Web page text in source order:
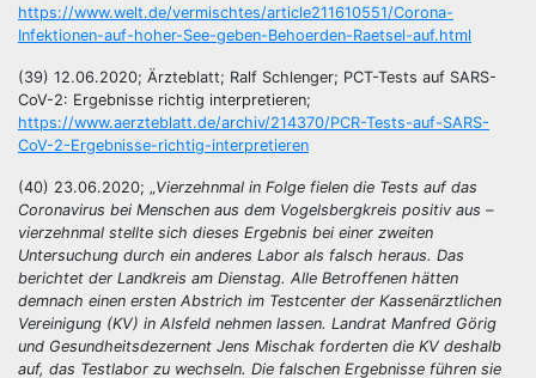
https://www.welt.de/vermischtes/article211610551/Corona-
Infektionen-auf-hoher-See-geben-Behoerden-Raetsel-auf.html
(39) 12.06.2020; Ärzteblatt; Ralf Schlenger; PCT-Tests auf SARS-
CoV-2: Ergebnisse richtig interpretieren;
https://www.aerzteblatt.de/archiv/214370/PCR-Tests-auf-SARS-
CoV-2-Ergebnisse-richtig-interpretieren
(40) 23.06.2020; „Vierzehnmal in Folge fielen die Tests auf das
Coronavirus bei Menschen aus dem Vogelsbergkreis positiv aus –
vierzehnmal stellte sich dieses Ergebnis bei einer zweiten
Untersuchung durch ein anderes Labor als falsch heraus. Das
berichtet der Landkreis am Dienstag. Alle Betroffenen hätten
demnach einen ersten Abstrich im Testcenter der Kassenärztlichen
Vereinigung (KV) in Alsfeld nehmen lassen. Landrat Manfred Görig
und Gesundheitsdezernent Jens Mischak forderten die KV deshalb
auf, das Testlabor zu wechseln. Die falschen Ergebnisse führen sie